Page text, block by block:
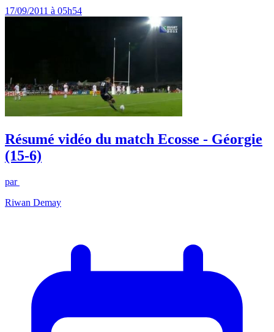
17/09/2011 à 05h54
Résumé vidéo du match Ecosse - Géorgie
(15-6)
par
Riwan Demay